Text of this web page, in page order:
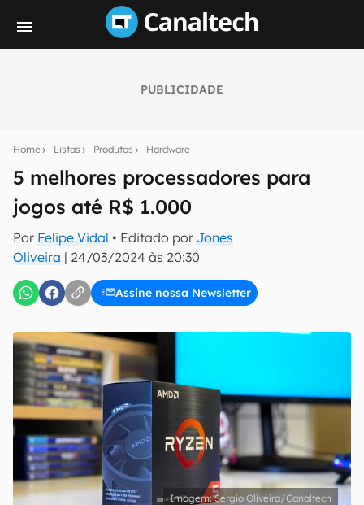
PUBLICIDADE
Home Listas Produtos Hardware
5 melhores processadores para
jogos até R$ 1.000
Por Felipe Vidal • Editado por Jones
Oliveira | 24/03/2024 às 20:30
Assine nossa Newsletter
notícias e reviews sobre tecnologia em primeira
mão.
E-mail
Uso e Política de Privacidade do Canaltech.
Sergio Oliveira/Canaltech